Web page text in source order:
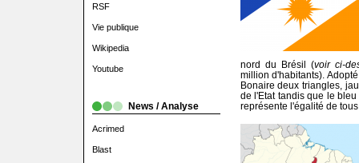
RSF
Vie publique
Wikipedia
Youtube
News / Analyse
Acrimed
Blast
nord du Brésil (voir ci-
million d'habitants).
Bonaire deux triangles,
de l'Etat tandis que le
représente l'égalité de